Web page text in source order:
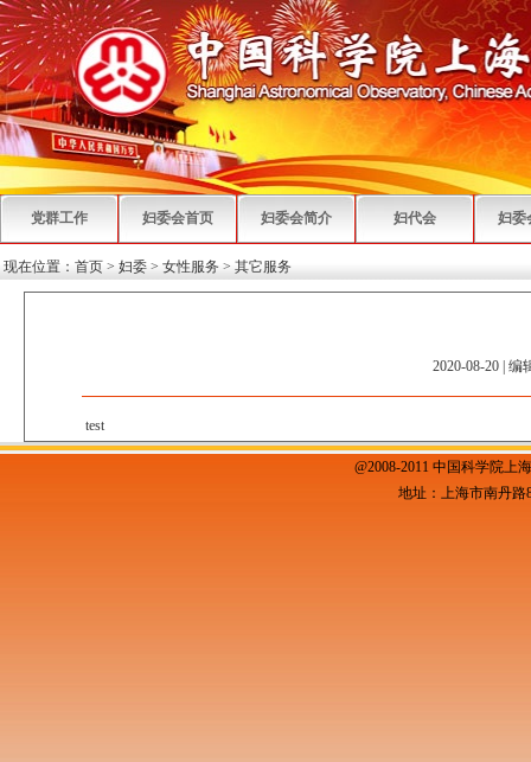
党群工作 妇委会首页 妇委会简介 妇代会 妇委
现在位置： 首页 > 妇委 > 女性服务 > 其它服务
2020-08-20 | 编
test
@2008-2011 中国科学院上
地址：上海市南丹路